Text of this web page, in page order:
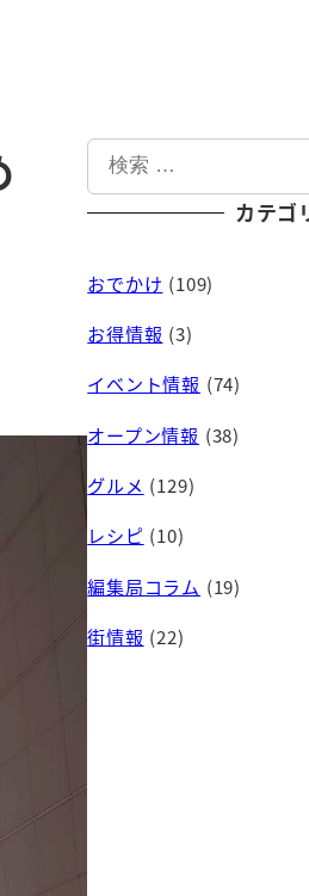
索
カテゴ
おでかけ (109)
お得情報 (3)
イベント情報 (74)
オープン情報 (38)
グルメ (129)
レシピ (10)
編集局コラム (19)
街情報 (22)